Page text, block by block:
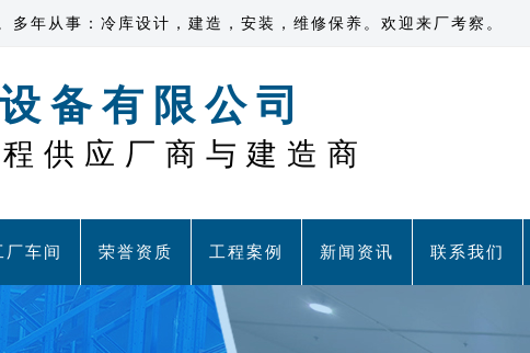
年从事：冷库设计，建造，安装，维修保养。欢迎来厂考察。
备有限公司
供应厂商与建造商
厂车间 荣誉资质 工程案例 新闻资讯 联系我们